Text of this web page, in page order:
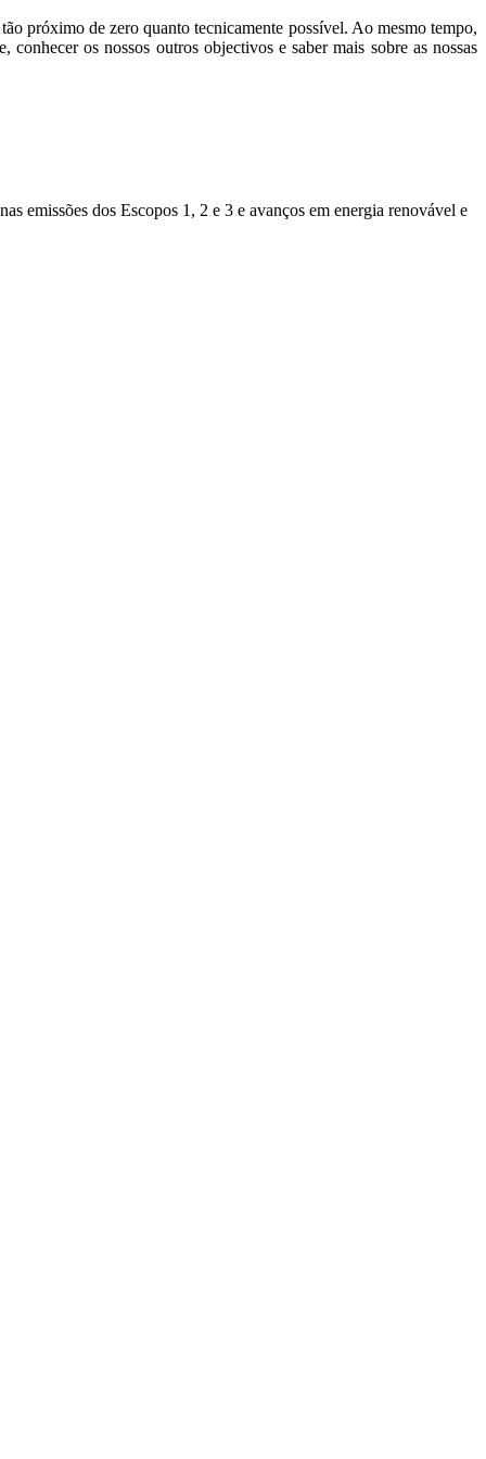
próximo de zero quanto tecnicamente possível. Ao mesmo tempo,
conhecer os nossos outros objectivos e saber mais sobre as nossas
emissões dos Escopos 1, 2 e 3 e avanços em energia renovável e